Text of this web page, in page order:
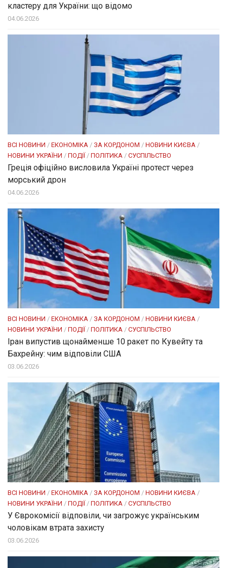
кластеру для України: що відомо
04.06.2026
ВСІ НОВИНИ / ЕКОНОМІКА / ЗА КОРДОНОМ / НОВИНИ КИЄВА /
НОВИНИ УКРАЇНИ / ПОДІЇ / ПОЛІТИКА / СУСПІЛЬСТВО
Греція офіційно висловила Україні протест через
морський дрон
04.06.2026
ВСІ НОВИНИ / ЕКОНОМІКА / ЗА КОРДОНОМ / НОВИНИ КИЄВА /
НОВИНИ УКРАЇНИ / ПОДІЇ / ПОЛІТИКА / СУСПІЛЬСТВО
Іран випустив щонайменше 10 ракет по Кувейту та
Бахрейну: чим відповіли США
03.06.2026
ВСІ НОВИНИ / ЕКОНОМІКА / ЗА КОРДОНОМ / НОВИНИ КИЄВА /
НОВИНИ УКРАЇНИ / ПОДІЇ / ПОЛІТИКА / СУСПІЛЬСТВО
У Єврокомісії відповіли, чи загрожує українським
чоловікам втрата захисту
03.06.2026